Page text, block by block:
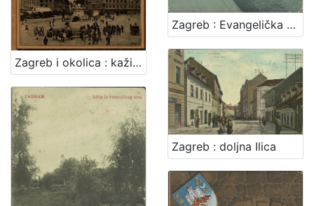
Zagreb i okolica : kažiput za urodjenike i strance : sa 43 slike i 2 nacrta / složio A. Hudovski
Zagreb : Evangelička crkva
Zagreb : doljna Ilica